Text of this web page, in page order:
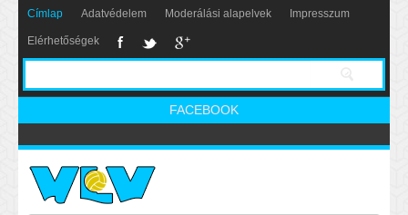
Címlap Adatvédelem Moderálási alapelvek Impresszum
Elérhetőségek
FACEBOOK